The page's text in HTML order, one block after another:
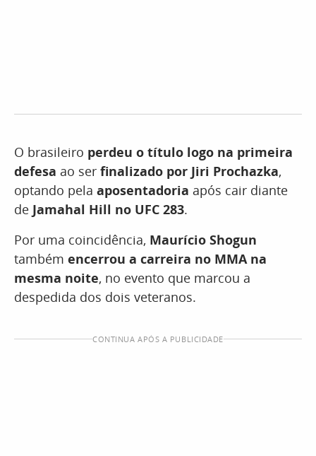
O brasileiro perdeu o título logo na primeira
defesa ao ser finalizado por Jiri Prochazka,
optando pela aposentadoria após cair diante
de Jamahal Hill no UFC 283.
Por uma coincidência, Maurício Shogun
também encerrou a carreira no MMA na
mesma noite, no evento que marcou a
despedida dos dois veteranos.
CONTINUA APÓS A PUBLICIDADE